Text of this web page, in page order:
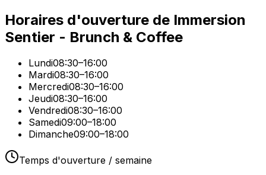
Horaires d'ouverture de Immersion
Sentier - Brunch & Coffee
Lundi08:30–16:00
Mardi08:30–16:00
Mercredi08:30–16:00
Jeudi08:30–16:00
Vendredi08:30–16:00
Samedi09:00–18:00
Dimanche09:00–18:00
Temps d'ouverture / semaine